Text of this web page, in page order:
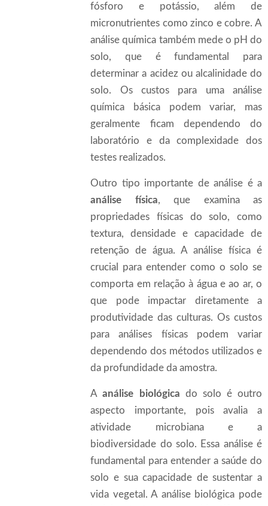
fósforo e potássio, além de
micronutrientes como zinco e cobre. A
análise química também mede o pH do
solo, que é fundamental para
determinar a acidez ou alcalinidade do
solo. Os custos para uma análise
química básica podem variar, mas
geralmente ficam dependendo do
laboratório e da complexidade dos
testes realizados.
Outro tipo importante de análise é a
análise física, que examina as
propriedades físicas do solo, como
textura, densidade e capacidade de
retenção de água. A análise física é
crucial para entender como o solo se
comporta em relação à água e ao ar, o
que pode impactar diretamente a
produtividade das culturas. Os custos
para análises físicas podem variar
dependendo dos métodos utilizados e
da profundidade da amostra.
Aanálise biológica do solo é outro
aspecto importante, pois avalia a
atividade microbiana e a
biodiversidade do solo. Essa análise é
fundamental para entender a saúde do
solo e sua capacidade de sustentar a
vida vegetal. A análise biológica pode